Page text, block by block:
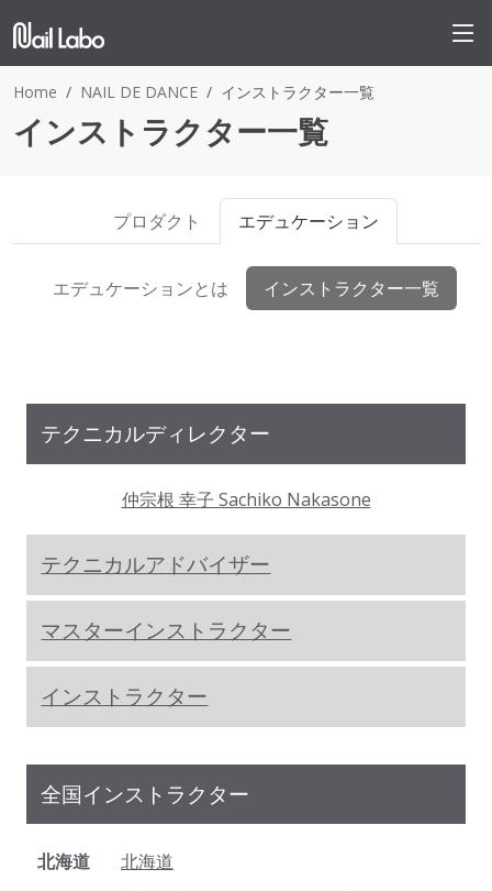
Home NAIL DE DANCE インストラクター一覧
インストラクター一覧
プロダクト エデュケーション
エデュケーションとは インストラクター一覧
テクニカルディレクター
仲宗根 幸子 Sachiko Nakasone
テクニカルアドバイザー
マスターインストラクター
インストラクター
全国インストラクター
北海道
北海道